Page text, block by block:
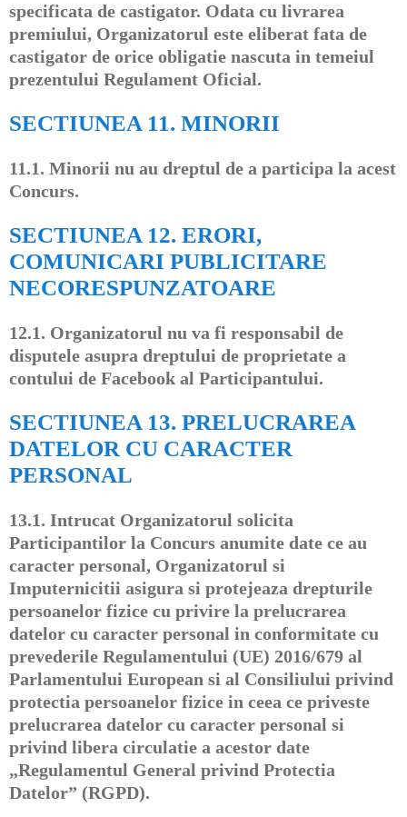
specificata de castigator. Odata cu livrarea
premiului, Organizatorul este eliberat fata de
castigator de orice obligatie nascuta in temeiul
prezentului Regulament Oficial.
SECTIUNEA 11. MINORII
11.1. Minorii nu au dreptul de a participa la acest
Concurs.
SECTIUNEA 12. ERORI,
COMUNICARI PUBLICITARE
NECORESPUNZATOARE
12.1. Organizatorul nu va fi responsabil de
disputele asupra dreptului de proprietate a
contului de Facebook al Participantului.
SECTIUNEA 13. PRELUCRAREA
DATELOR CU CARACTER
PERSONAL
13.1. Intrucat Organizatorul solicita
Participantilor la Concurs anumite date ce au
caracter personal, Organizatorul si
Imputernicitii asigura si protejeaza drepturile
persoanelor fizice cu privire la prelucrarea
datelor cu caracter personal in conformitate cu
prevederile Regulamentului (UE) 2016/679 al
Parlamentului European si al Consiliului privind
protectia persoanelor fizice in ceea ce priveste
prelucrarea datelor cu caracter personal si
privind libera circulatie a acestor date
„Regulamentul General privind Protectia
Datelor” (RGPD).